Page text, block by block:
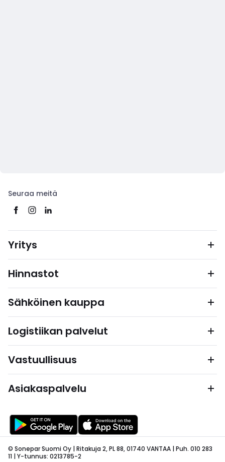
Seuraa meitä
Yritys
Hinnastot
Sähköinen kauppa
Logistiikan palvelut
Vastuullisuus
Asiakaspalvelu
© Sonepar Suomi Oy | Ritakuja 2, PL 88, 01740 VANTAA | Puh. 010 283
11 | Y-tunnus: 0213785-2